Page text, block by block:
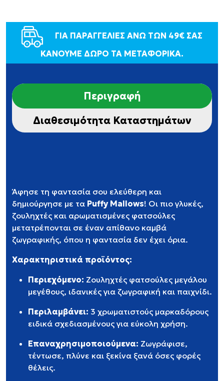
ΓΙΑ ΠΑΡΑΓΓΕΛΙΕΣ ΑΝΩ ΤΩΝ 49€ ΣΑΣ
ΚΑΝΟΥΜΕ ΔΩΡΟ ΤΑ ΜΕΤΑΦΟΡΙΚΑ.
Περιγραφή
Διαθεσιμότητα Καταστημάτων
Άφησε τη φαντασία σου ελεύθερη και
δημιούργησε με τα Puffy Mallows! Οι πιο γλυκές,
ζουληχτές και αρωματισμένες φατσούλες
μετατρέπονται σε έναν απίθανο καμβά
ζωγραφικής, όπου η φαντασία δεν έχει όρια.
Χαρακτηριστικά προϊόντος:
Περιεχόμενο: Ζουληχτές φατσούλες μεγάλου
μεγέθους, ιδανικές για ζωγραφική και παιχνίδι.
Περιλαμβάνει: 3 χρωματιστούς μαρκαδόρους
ειδικά σχεδιασμένους για εύκολη χρήση.
Επαναχρησιμοποιούμενα: Ζωγράφισε,
τέντωσε, πλύνε και ξεκίνα ξανά όσες φορές
θέλεις.